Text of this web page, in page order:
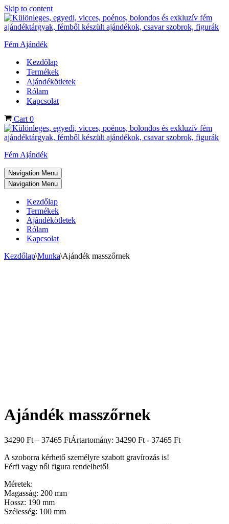
Skip to content
Fém Ajándék
Kezdőlap
Termékek
Ajándékötletek
Rólam
Kapcsolat
Cart 0
Fém Ajándék
Navigation Menu
Navigation Menu
Kezdőlap
Termékek
Ajándékötletek
Rólam
Kapcsolat
Kezdőlap\Munka\Ajándék masszőrnek
Ajándék masszőrnek
34290 Ft – 37465 FtÁrtartomány: 34290 Ft - 37465 Ft
A szoborra kérhető személyre szabott gravírozás is!
Férfi vagy női figura rendelhető!
Méretek:
Magasság: 200 mm
Hossz: 190 mm
Szélesség: 100 mm